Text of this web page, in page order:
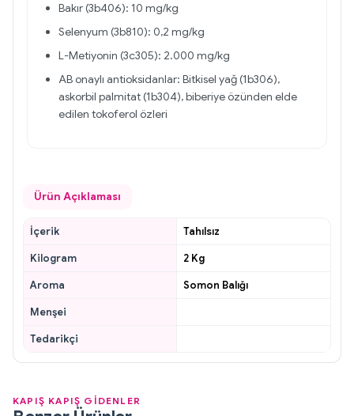
Bakır (3b406): 10 mg/kg
Selenyum (3b810): 0,2 mg/kg
L-Metiyonin (3c305): 2.000 mg/kg
AB onaylı antioksidanlar: Bitkisel yağ (1b306),
askorbil palmitat (1b304), biberiye özünden elde
edilen tokoferol özleri
Ürün Açıklaması
İçerik
Tahılsız
Kilogram
2 Kg
Aroma
Somon Balığı
Menşei
Tedarikçi
KAPIŞ KAPIŞ GİDENLER